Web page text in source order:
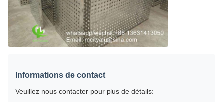
Informations de contact
Veuillez nous contacter pour plus de détails: